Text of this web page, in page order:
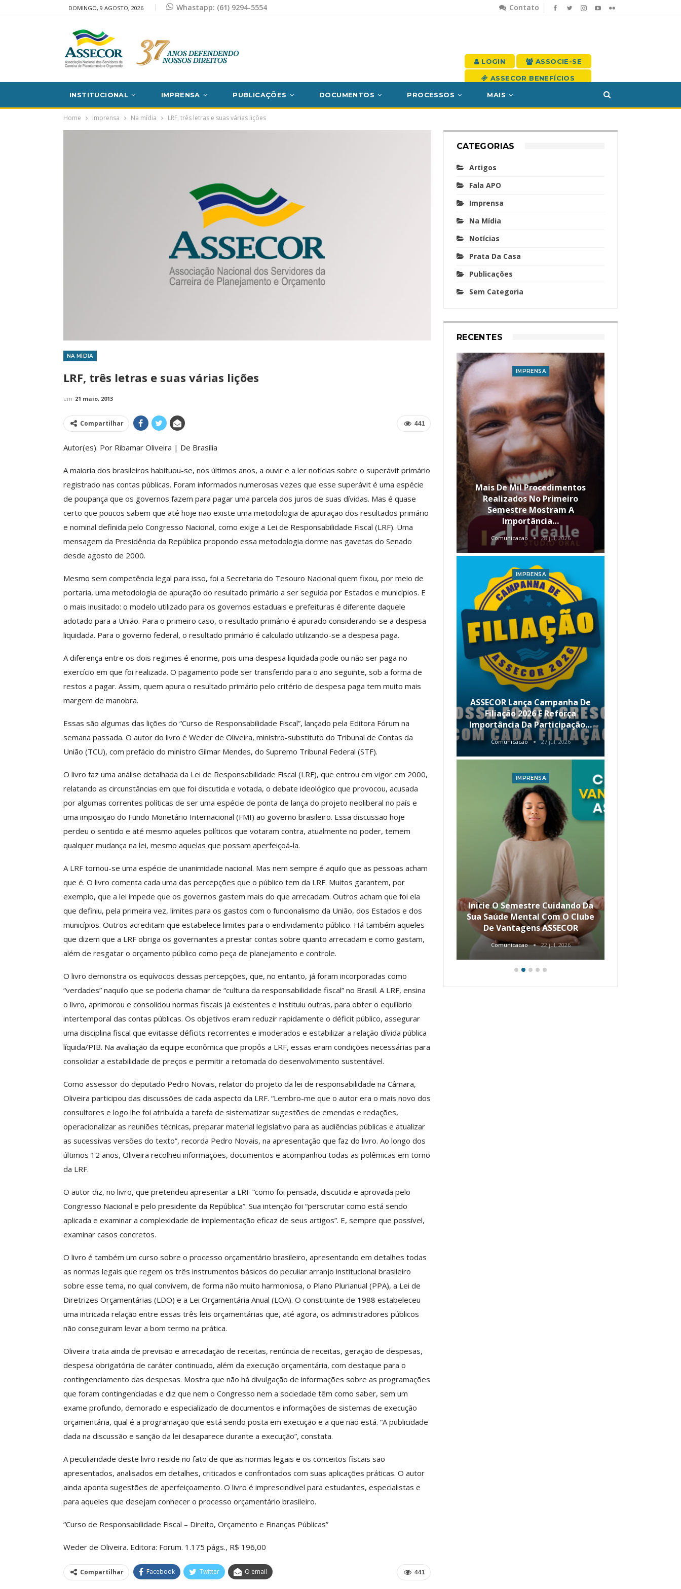
Contato
DOMINGO, 9 AGOSTO, 2026 Whastapp: (61) 9294-5554
LOGIN ASSOCIE-SE
ASSECOR BENEFÍCIOS
INSTITUCIONAL IMPRENSA PUBLICAÇÕES DOCUMENTOS PROCESSOS MAIS
Home Imprensa Na mídia LRF, três letras e suas várias lições
NA MÍDIA
LRF, três letras e suas várias lições
em 21 maio, 2013
441
Compartilhar
Autor(es): Por Ribamar Oliveira | De Brasília
A maioria dos brasileiros habituou-se, nos últimos anos, a ouvir e a ler notícias sobre o superávit primário
registrado nas contas públicas. Foram informados numerosas vezes que esse superávit é uma espécie
de poupança que os governos fazem para pagar uma parcela dos juros de suas dívidas. Mas é quase
certo que poucos sabem que até hoje não existe uma metodologia de apuração dos resultados primário
e nominal definida pelo Congresso Nacional, como exige a Lei de Responsabilidade Fiscal (LRF). Uma
mensagem da Presidência da República propondo essa metodologia dorme nas gavetas do Senado
desde agosto de 2000.
Mesmo sem competência legal para isso, foi a Secretaria do Tesouro Nacional quem fixou, por meio de
portaria, uma metodologia de apuração do resultado primário a ser seguida por Estados e municípios. E
o mais inusitado: o modelo utilizado para os governos estaduais e prefeituras é diferente daquele
adotado para a União. Para o primeiro caso, o resultado primário é apurado considerando-se a despesa
liquidada. Para o governo federal, o resultado primário é calculado utilizando-se a despesa paga.
A diferença entre os dois regimes é enorme, pois uma despesa liquidada pode ou não ser paga no
exercício em que foi realizada. O pagamento pode ser transferido para o ano seguinte, sob a forma de
restos a pagar. Assim, quem apura o resultado primário pelo critério de despesa paga tem muito mais
margem de manobra.
Essas são algumas das lições do “Curso de Responsabilidade Fiscal”, lançado pela Editora Fórum na
semana passada. O autor do livro é Weder de Oliveira, ministro-substituto do Tribunal de Contas da
União (TCU), com prefácio do ministro Gilmar Mendes, do Supremo Tribunal Federal (STF).
O livro faz uma análise detalhada da Lei de Responsabilidade Fiscal (LRF), que entrou em vigor em 2000,
relatando as circunstâncias em que foi discutida e votada, o debate ideológico que provocou, acusada
por algumas correntes políticas de ser uma espécie de ponta de lança do projeto neoliberal no país e
uma imposição do Fundo Monetário Internacional (FMI) ao governo brasileiro. Essa discussão hoje
perdeu o sentido e até mesmo aqueles políticos que votaram contra, atualmente no poder, temem
qualquer mudança na lei, mesmo aquelas que possam aperfeiçoá-la.
A LRF tornou-se uma espécie de unanimidade nacional. Mas nem sempre é aquilo que as pessoas acham
que é. O livro comenta cada uma das percepções que o público tem da LRF. Muitos garantem, por
exemplo, que a lei impede que os governos gastem mais do que arrecadam. Outros acham que foi ela
que definiu, pela primeira vez, limites para os gastos com o funcionalismo da União, dos Estados e dos
municípios. Outros acreditam que estabelece limites para o endividamento público. Há também aqueles
que dizem que a LRF obriga os governantes a prestar contas sobre quanto arrecadam e como gastam,
além de resgatar o orçamento público como peça de planejamento e controle.
O livro demonstra os equívocos dessas percepções, que, no entanto, já foram incorporadas como
“verdades” naquilo que se poderia chamar de “cultura da responsabilidade fiscal” no Brasil. A LRF, ensina
o livro, aprimorou e consolidou normas fiscais já existentes e instituiu outras, para obter o equilíbrio
intertemporal das contas públicas. Os objetivos eram reduzir rapidamente o déficit público, assegurar
uma disciplina fiscal que evitasse déficits recorrentes e imoderados e estabilizar a relação dívida pública
líquida/PIB. Na avaliação da equipe econômica que propôs a LRF, essas eram condições necessárias para
consolidar a estabilidade de preços e permitir a retomada do desenvolvimento sustentável.
Como assessor do deputado Pedro Novais, relator do projeto da lei de responsabilidade na Câmara,
Oliveira participou das discussões de cada aspecto da LRF. “Lembro-me que o autor era o mais novo dos
consultores e logo lhe foi atribuída a tarefa de sistematizar sugestões de emendas e redações,
operacionalizar as reuniões técnicas, preparar material legislativo para as audiências públicas e atualizar
as sucessivas versões do texto”, recorda Pedro Novais, na apresentação que faz do livro. Ao longo dos
últimos 12 anos, Oliveira recolheu informações, documentos e acompanhou todas as polêmicas em torno
da LRF.
O autor diz, no livro, que pretendeu apresentar a LRF “como foi pensada, discutida e aprovada pelo
Congresso Nacional e pelo presidente da República”. Sua intenção foi “perscrutar como está sendo
aplicada e examinar a complexidade de implementação eficaz de seus artigos”. E, sempre que possível,
examinar casos concretos.
O livro é também um curso sobre o processo orçamentário brasileiro, apresentando em detalhes todas
as normas legais que regem os três instrumentos básicos do peculiar arranjo institucional brasileiro
sobre esse tema, no qual convivem, de forma não muito harmoniosa, o Plano Plurianual (PPA), a Lei de
Diretrizes Orçamentárias (LDO) e a Lei Orçamentária Anual (LOA). O constituinte de 1988 estabeleceu
uma intricada relação entre essas três leis orçamentárias que, até agora, os administradores públicos
não conseguiram levar a bom termo na prática.
Oliveira trata ainda de previsão e arrecadação de receitas, renúncia de receitas, geração de despesas,
despesa obrigatória de caráter continuado, além da execução orçamentária, com destaque para o
contingenciamento das despesas. Mostra que não há divulgação de informações sobre as programações
que foram contingenciadas e diz que nem o Congresso nem a sociedade têm como saber, sem um
exame profundo, demorado e especializado de documentos e informações de sistemas de execução
orçamentária, qual é a programação que está sendo posta em execução e a que não está. “A publicidade
dada na discussão e sanção da lei desaparece durante a execução”, constata.
A peculiaridade deste livro reside no fato de que as normas legais e os conceitos fiscais são
apresentados, analisados em detalhes, criticados e confrontados com suas aplicações práticas. O autor
ainda aponta sugestões de aperfeiçoamento. O livro é imprescindível para estudantes, especialistas e
para aqueles que desejam conhecer o processo orçamentário brasileiro.
“Curso de Responsabilidade Fiscal – Direito, Orçamento e Finanças Públicas”
Weder de Oliveira. Editora: Forum. 1.175 págs., R$ 196,00
441
Compartilhar Facebook Twitter O email
CATEGORIAS
Artigos
Fala APO
Imprensa
Na Mídia
Notícias
Prata Da Casa
Publicações
Sem Categoria
RECENTES
ASSECOR Promove Palestra
“Como Criar Múltiplas Fontes
De Renda Sem…
Comunicacao 30 jun, 2026
IMPRENSA
Idiomas Com Condições…
Comunicacao 29 jun, 2026
IMPRENSA
ASSECOR Acompanha Reunião
Da Mesa Nacional De
Negociação Permanente E
Reforça…
Comunicacao 26 jun, 2026
ASSECOR Promove Oficina De
Pintura Em Taça Para
Comunicacao 7 ago, 2026
IMPRENSA
Unificação Das Carreiras Do…
Comunicacao 5 ago, 2026
IMPRENSA
Categoria Unida Em Torno Dos
Valores Fundantes Da Ação
Sindical
29 jul, 2026
IMPRENSA
Mais De Mil Procedimentos
Realizados No Primeiro
Semestre Mostram A
Importância…
Comunicacao 28 jul, 2026
IMPRENSA
ASSECOR Lança Campanha De
Filiação 2026 E Reforça
Importância Da Participação…
Comunicacao 27 jul, 2026
IMPRENSA
Inicie O Semestre Cuidando Da
Sua Saúde Mental Com O Clube
De Vantagens ASSECOR
Comunicacao 22 jul, 2026